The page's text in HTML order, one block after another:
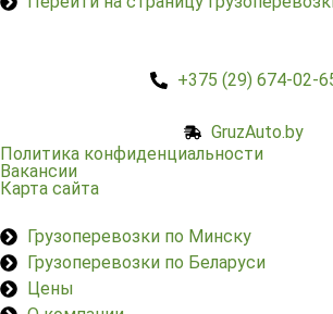
+375 (29) 674-02-
GruzAuto.by
Политика конфиденциальности
Вакансии
Карта сайта
Грузоперевозки по Минску
Грузоперевозки по Беларуси
Цены